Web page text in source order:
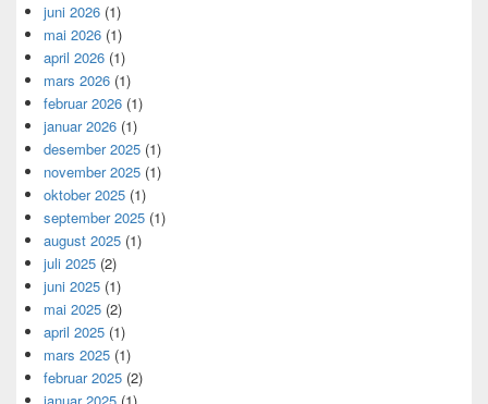
juni 2026 (1)
mai 2026 (1)
april 2026 (1)
mars 2026 (1)
februar 2026 (1)
januar 2026 (1)
desember 2025 (1)
november 2025 (1)
oktober 2025 (1)
september 2025 (1)
august 2025 (1)
juli 2025 (2)
juni 2025 (1)
mai 2025 (2)
april 2025 (1)
mars 2025 (1)
februar 2025 (2)